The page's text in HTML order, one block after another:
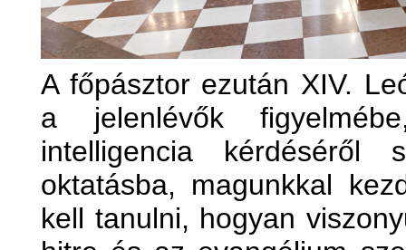
A főpásztor ezután XIV.
a jelenlévők
intelligencia kérdéséről
oktatásba, magunkkal
kell tanulni, hogyan